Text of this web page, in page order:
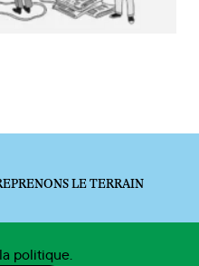
LE TERRAIN
politique.